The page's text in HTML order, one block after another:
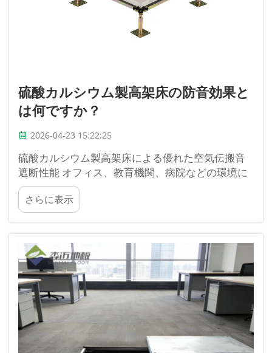
硫酸カルシウム製高架床の防音効果と
は何ですか？
2026-04-23 15:22:25
硫酸カルシウム製高架床による優れた空気伝搬音
遮断性能 オフィス、教育機関、病院などの環境に
おいて、硫酸カルシウム製高架床システムは優れ
た空気伝搬音遮断性能を発揮します。これは特に…
さらに表示